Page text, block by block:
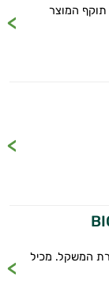
תוקף המוצר
המשקל. מכיל